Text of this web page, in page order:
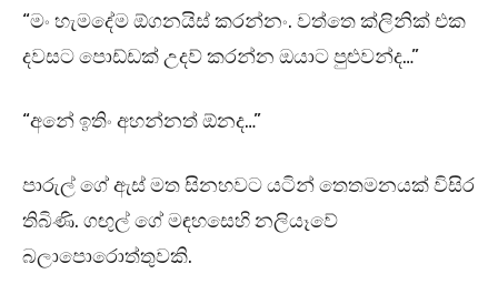
“මං හැමදේම ඕගනයිස් කරන්නං. වත්තෙ ක්ලිනික් එක
දවසට පොඩ්ඩක් උදව් කරන්න ඔයාට පුළුවන්ද…”
“අනේ ඉතිං අහන්නත් ඕනද…”
පාරුල් ගේ ඇස් මත සිනහවට යටින් තෙතමනයක් විසිර
තිබිණි. ගඟුල් ගේ මඳහසෙහි නලියෑවේ
බලාපොරොත්තුවකි.